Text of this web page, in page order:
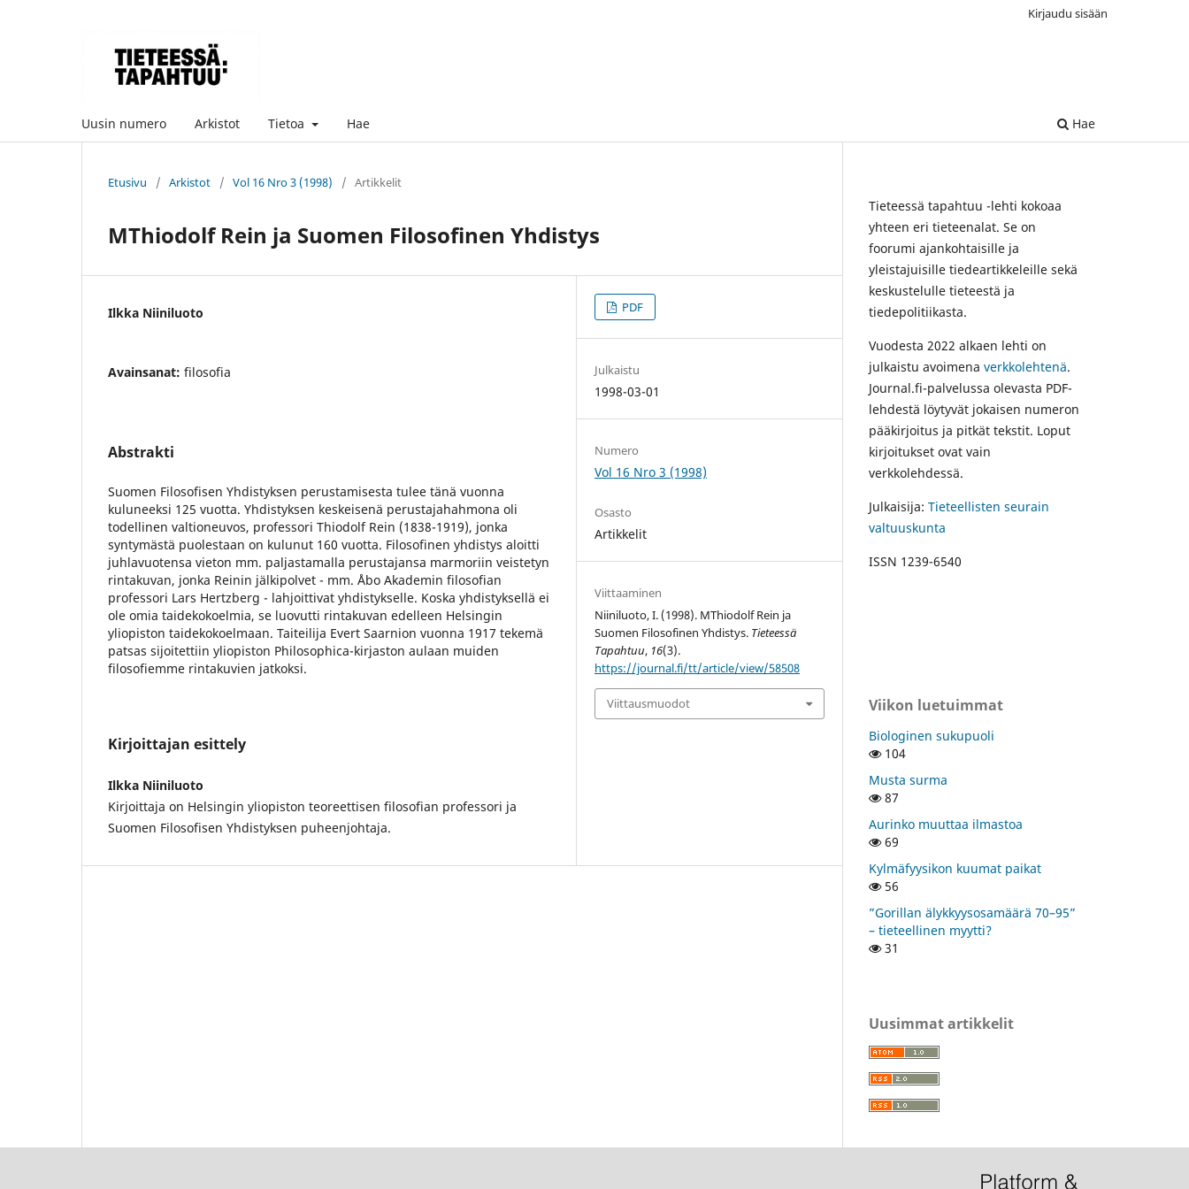
Uusin numero Arkistot Tietoa Hae Hae
Kirjaudu sisään
Etusivu / Arkistot / Vol 16 Nro 3 (1998) / Artikkelit
MThiodolf Rein ja Suomen Filosofinen Yhdistys
Ilkka Niiniluoto
Avainsanat: filosofia
Abstrakti
Suomen Filosofisen Yhdistyksen perustamisesta tulee tänä vuonna
kuluneeksi 125 vuotta. Yhdistyksen keskeisenä perustajahahmona oli
todellinen valtioneuvos, professori Thiodolf Rein (1838-1919), jonka
syntymästä puolestaan on kulunut 160 vuotta. Filosofinen yhdistys aloitti
juhlavuotensa vieton mm. paljastamalla perustajansa marmoriin veistetyn
rintakuvan, jonka Reinin jälkipolvet - mm. Åbo Akademin filosofian
professori Lars Hertzberg - lahjoittivat yhdistykselle. Koska yhdistyksellä ei
ole omia taidekokoelmia, se luovutti rintakuvan edelleen Helsingin
yliopiston taidekokoelmaan. Taiteilija Evert Saarnion vuonna 1917 tekemä
patsas sijoitettiin yliopiston Philosophica-kirjaston aulaan muiden
filosofiemme rintakuvien jatkoksi.
Kirjoittajan esittely
Ilkka Niiniluoto
Kirjoittaja on Helsingin yliopiston teoreettisen filosofian professori ja
Suomen Filosofisen Yhdistyksen puheenjohtaja.
PDF
Julkaistu
1998-03-01
Numero
Vol 16 Nro 3 (1998)
Osasto
Artikkelit
Viittaaminen
Niiniluoto, I. (1998). MThiodolf Rein ja
Suomen Filosofinen Yhdistys. Tieteessä
Tapahtuu, 16(3).
https://journal.fi/tt/article/view/58508
Viittausmuodot
Tieteessä tapahtuu -lehti kokoaa
yhteen eri tieteenalat. Se on
foorumi ajankohtaisille ja
yleistajuisille tiedeartikkeleille sekä
keskustelulle tieteestä ja
tiedepolitiikasta.
Vuodesta 2022 alkaen lehti on
julkaistu avoimena verkkolehtenä.
Journal.fi-palvelussa olevasta PDF-
lehdestä löytyvät jokaisen numeron
pääkirjoitus ja pitkät tekstit. Loput
kirjoitukset ovat vain
verkkolehdessä.
Julkaisija: Tieteellisten seurain
valtuuskunta
ISSN 1239-6540
Viikon luetuimmat
Biologinen sukupuoli
104
Musta surma
87
Aurinko muuttaa ilmastoa
69
Kylmäfyysikon kuumat paikat
56
”Gorillan älykkyysosamäärä 70–95”
– tieteellinen myytti?
31
Uusimmat artikkelit